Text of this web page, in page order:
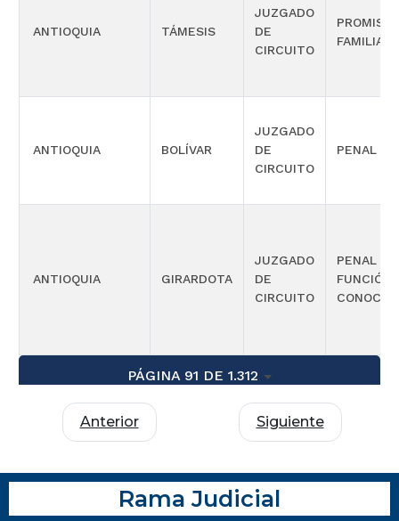
ANTIOQUIA TÁMESIS
JUZGADO
DE
CIRCUITO
FAMILIA
ANTIOQUIA BOLÍVAR
JUZGADO
DE
CIRCUITO
PENAL
ANTIOQUIA GIRARDOTA
JUZGADO
DE
CIRCUITO
PENAL
FUNCIÓN
PÁGINA 91 DE 1.312
Anterior Siguiente
Rama Judicial